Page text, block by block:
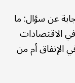
عن سؤال: ما
الاقتصادات
الإنفاق أم من